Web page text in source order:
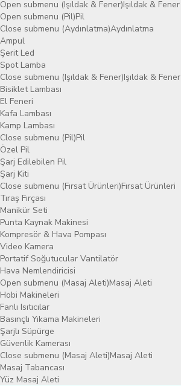
Open submenu (Işıldak & Fener)Işıldak & Fener
Open submenu (Pil)Pil
Close submenu (Aydınlatma)Aydınlatma
Ampul
Şerit Led
Spot Lamba
Close submenu (Işıldak & Fener)Işıldak & Fener
Bisiklet Lambası
El Feneri
Kafa Lambası
Kamp Lambası
Close submenu (Pil)Pil
Özel Pil
Şarj Edilebilen Pil
Şarj Kiti
Close submenu (Fırsat Ürünleri)Fırsat Ürünleri
Tıraş Fırçası
Manikür Seti
Punta Kaynak Makinesi
Kompresör & Hava Pompası
Video Kamera
Portatif Soğutucular Vantilatör
Hava Nemlendiricisi
Open submenu (Masaj Aleti)Masaj Aleti
Hobi Makineleri
Fanlı Isıtıcılar
Basınçlı Yıkama Makineleri
Şarjlı Süpürge
Güvenlik Kamerası
Close submenu (Masaj Aleti)Masaj Aleti
Masaj Tabancası
Yüz Masaj Aleti